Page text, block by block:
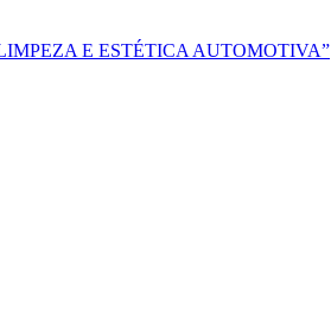
E ESTÉTICA AUTOMOTIVA”